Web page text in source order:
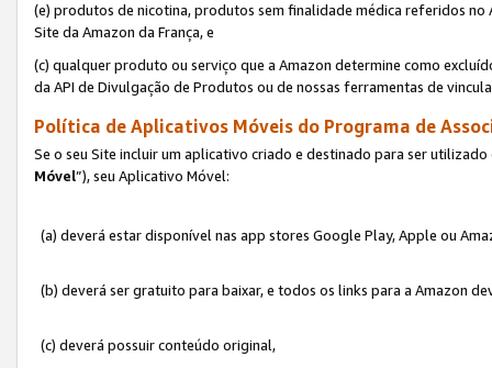
(e) produtos de nicotina, produtos sem finalidade médica referidos no
Site da Amazon da França, e
(c) qualquer produto ou serviço que a Amazon determine como
da API de Divulgação de Produtos ou de nossas ferramentas de
Política de Aplicativos Móveis do Programa de
Se o seu Site incluir um aplicativo criado e destinado para ser
Móvel”), seu Aplicativo Móvel:
(a) deverá estar disponível nas app stores Google Play, Apple ou
(b) deverá ser gratuito para baixar, e todos os links para a Amazon
(c) deverá possuir conteúdo original,